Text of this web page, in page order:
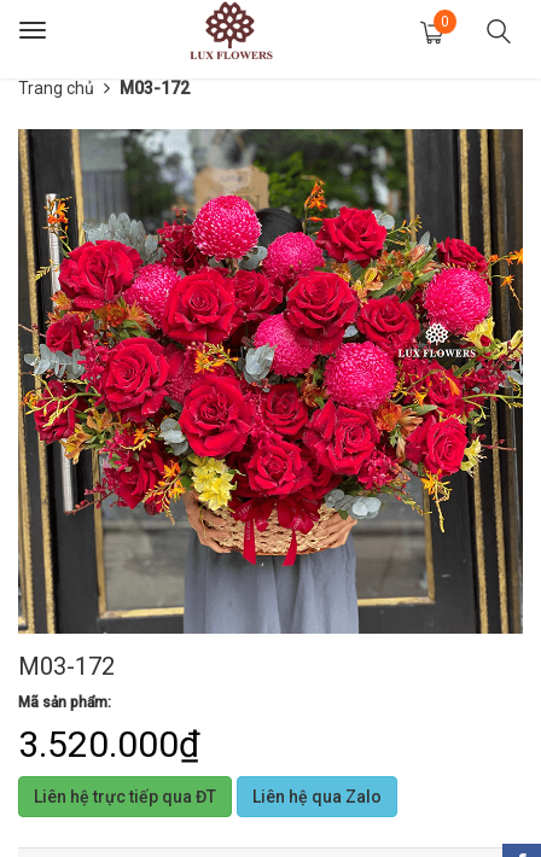
Toggle
0
Trang chủ M03-172
M03-172
Mã sản phẩm:
3.520.000₫
Liên hệ trực tiếp qua ĐT Liên hệ qua Zalo